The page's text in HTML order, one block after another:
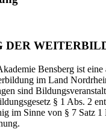
DER
Bensberg ist eine
im Land
sind
§ 1 Abs. 2
im Sinne von § 7 Satz 1